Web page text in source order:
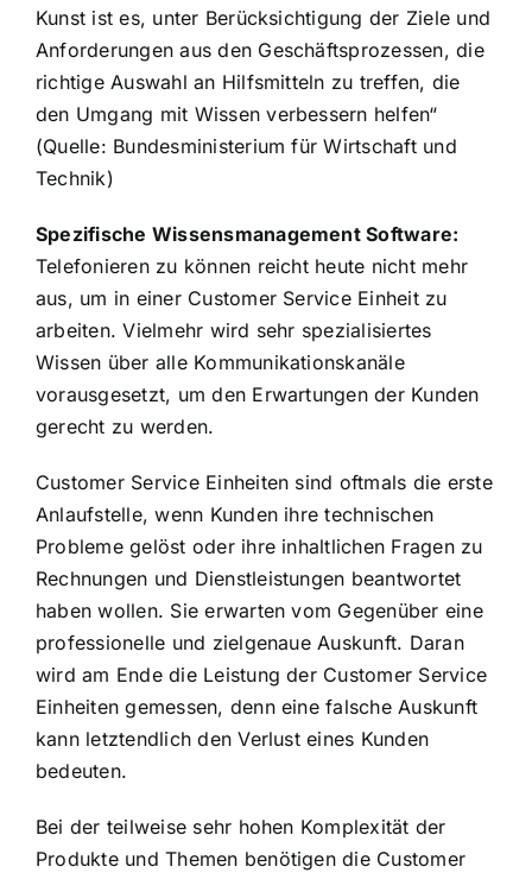
Kunst ist es, unter Berücksichtigung der Ziele und
Anforderungen aus den Geschäftsprozessen, die
richtige Auswahl an Hilfsmitteln zu treffen, die
den Umgang mit Wissen verbessern helfen“
(Quelle: Bundesministerium für Wirtschaft und
Technik)
Spezifische Wissensmanagement Software:
Telefonieren zu können reicht heute nicht mehr
aus, um in einer Customer Service Einheit zu
arbeiten. Vielmehr wird sehr spezialisiertes
Wissen über alle Kommunikationskanäle
vorausgesetzt, um den Erwartungen der Kunden
gerecht zu werden.
Customer Service Einheiten sind oftmals die erste
Anlaufstelle, wenn Kunden ihre technischen
Probleme gelöst oder ihre inhaltlichen Fragen zu
Rechnungen und Dienstleistungen beantwortet
haben wollen. Sie erwarten vom Gegenüber eine
professionelle und zielgenaue Auskunft. Daran
wird am Ende die Leistung der Customer Service
Einheiten gemessen, denn eine falsche Auskunft
kann letztendlich den Verlust eines Kunden
bedeuten.
Bei der teilweise sehr hohen Komplexität der
Produkte und Themen benötigen die Customer